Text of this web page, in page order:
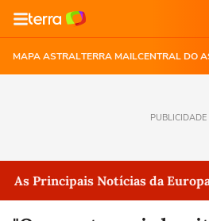
MAPA ASTRALTERRA MAILCENTRAL DO
PUBLICIDADE
As Principais Notícias da